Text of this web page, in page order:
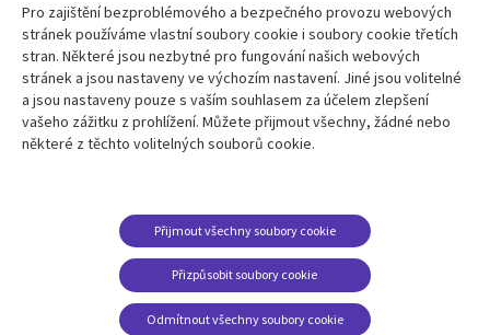
Resource center
Library
REPUBLIC
Articles
Support
Legal
REPUBLIC
Privacy
Cookie Consent
Social
Media
CZECH
REPUBLIC
Pro zajištění bezproblémového a bezpečného provozu webových
stránek používáme vlastní soubory cookie i soubory cookie třetích
stran. Některé jsou nezbytné pro fungování našich webových
stránek a jsou nastaveny ve výchozím nastavení. Jiné jsou volitelné
a jsou nastaveny pouze s vaším souhlasem za účelem zlepšení
vašeho zážitku z prohlížení. Můžete přijmout všechny, žádné nebo
některé z těchto volitelných souborů cookie.
Přizpůsobit soubory cookie
Přijmout všechny soubory cookie
Odmítnout všechny soubory cookie